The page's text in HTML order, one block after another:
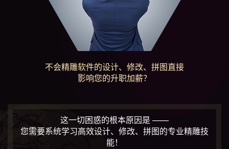
不会精雕软件的设计、修改、拼图直接
影响您的升职加薪？
这一切困惑的根本原因是 ——
您需要系统学习高效设计、修改、拼图的专业精雕技
能！